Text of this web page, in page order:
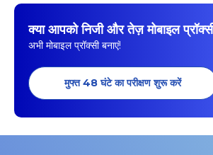
क्या आपको निजी और तेज़ मोबाइल
अभी मोबाइल प्रॉक्सी बनाएं!
मुफ्त 48 घंटे का परीक्षण शुरू करें